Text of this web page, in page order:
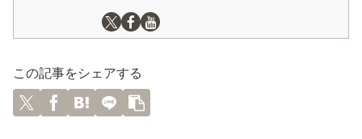
この記事をシェアする